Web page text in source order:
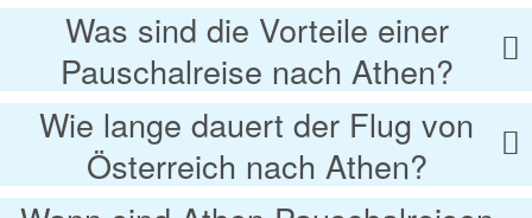
Was sind die Vorteile einer
Pauschalreise nach Athen?
Wie lange dauert der Flug von
Österreich nach Athen?